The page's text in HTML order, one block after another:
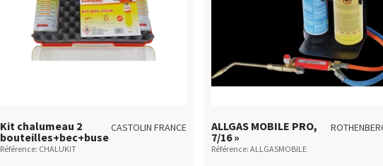
Kit chalumeau 2
bouteilles+bec+buse
CASTOLIN FRANCE
Référence: CHALUKIT
ALLGAS MOBILE PRO,
7/16 »
Référence: ALLGASMOBILE